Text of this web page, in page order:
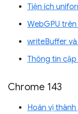
Tiện ích
WebGPU
writeBuffer
Thông tin
Chrome 143
Hoán vị